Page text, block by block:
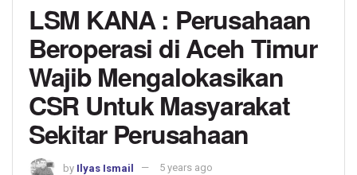
LSM KANA : Perusahaan
Beroperasi di Aceh Timur
Wajib Mengalokasikan
CSR Untuk Masyarakat
Sekitar Perusahaan
by Ilyas Ismail 5 years ago